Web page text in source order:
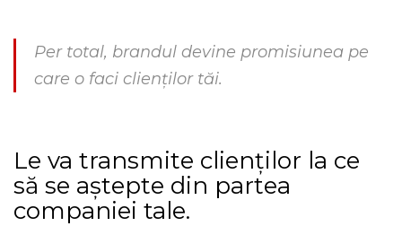
Per total, brandul devine promisiunea pe
care o faci clienților tăi.
Le va transmite clienților la ce
să se aștepte din partea
companiei tale.